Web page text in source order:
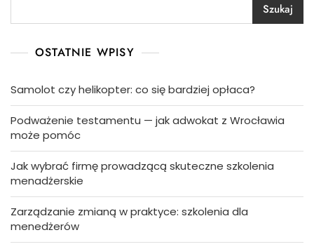
Szukaj
OSTATNIE WPISY
Samolot czy helikopter: co się bardziej opłaca?
Podważenie testamentu — jak adwokat z Wrocławia
może pomóc
Jak wybrać firmę prowadzącą skuteczne szkolenia
menadżerskie
Zarządzanie zmianą w praktyce: szkolenia dla
menedżerów